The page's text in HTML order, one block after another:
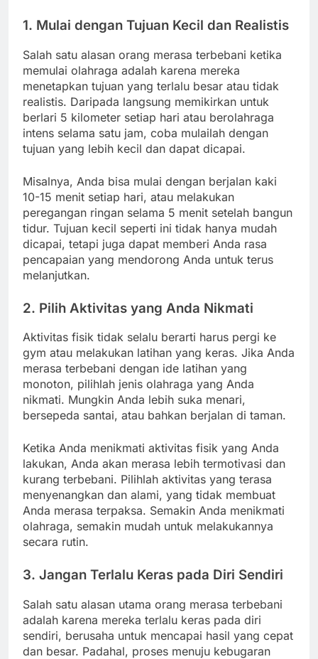
1. Mulai dengan Tujuan Kecil dan Realistis
Salah satu alasan orang merasa terbebani ketika
memulai olahraga adalah karena mereka
menetapkan tujuan yang terlalu besar atau tidak
realistis. Daripada langsung memikirkan untuk
berlari 5 kilometer setiap hari atau berolahraga
intens selama satu jam, coba mulailah dengan
tujuan yang lebih kecil dan dapat dicapai.
Misalnya, Anda bisa mulai dengan berjalan kaki
10-15 menit setiap hari, atau melakukan
peregangan ringan selama 5 menit setelah bangun
tidur. Tujuan kecil seperti ini tidak hanya mudah
dicapai, tetapi juga dapat memberi Anda rasa
pencapaian yang mendorong Anda untuk terus
melanjutkan.
2. Pilih Aktivitas yang Anda Nikmati
Aktivitas fisik tidak selalu berarti harus pergi ke
gym atau melakukan latihan yang keras. Jika Anda
merasa terbebani dengan ide latihan yang
monoton, pilihlah jenis olahraga yang Anda
nikmati. Mungkin Anda lebih suka menari,
bersepeda santai, atau bahkan berjalan di taman.
Ketika Anda menikmati aktivitas fisik yang Anda
lakukan, Anda akan merasa lebih termotivasi dan
kurang terbebani. Pilihlah aktivitas yang terasa
menyenangkan dan alami, yang tidak membuat
Anda merasa terpaksa. Semakin Anda menikmati
olahraga, semakin mudah untuk melakukannya
secara rutin.
3. Jangan Terlalu Keras pada Diri Sendiri
Salah satu alasan utama orang merasa terbebani
adalah karena mereka terlalu keras pada diri
sendiri, berusaha untuk mencapai hasil yang cepat
dan besar. Padahal, proses menuju kebugaran